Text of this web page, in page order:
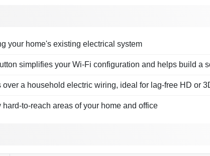
your home's existing electrical system
simplifies your Wi-Fi configuration and helps build a
a household electric wiring, ideal for lag-free HD or
to-reach areas of your home and office